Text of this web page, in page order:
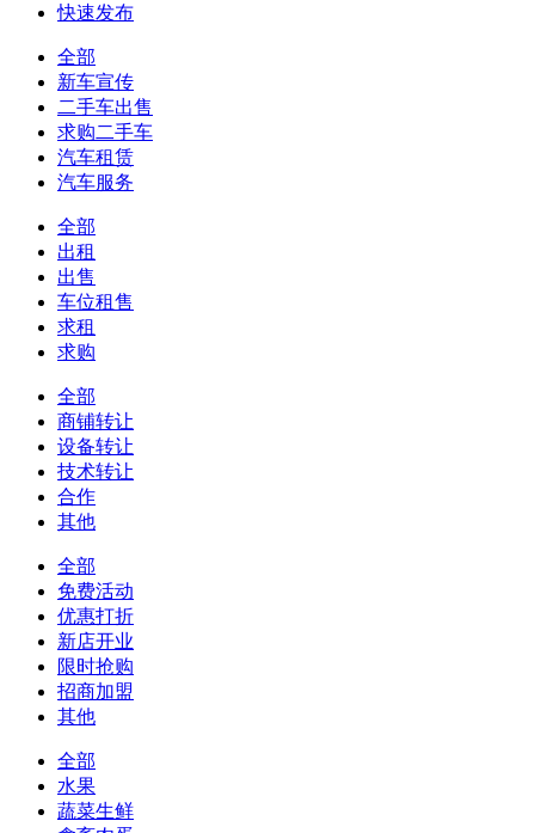
快速发布
全部
新车宣传
二手车出售
求购二手车
汽车租赁
汽车服务
全部
出租
出售
车位租售
求租
求购
全部
商铺转让
设备转让
技术转让
合作
其他
全部
免费活动
优惠打折
新店开业
限时抢购
招商加盟
其他
全部
水果
蔬菜生鲜